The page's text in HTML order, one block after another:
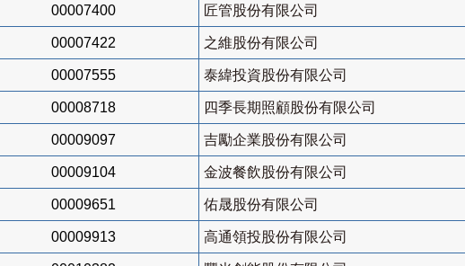
00007400 匠管股份有限公司
00007422 之維股份有限公司
00007555 泰緯投資股份有限公司
00008718 四季長期照顧股份有限公司
00009097 吉勵企業股份有限公司
00009104 金波餐飲股份有限公司
00009651 佑晟股份有限公司
00009913 高通領投股份有限公司